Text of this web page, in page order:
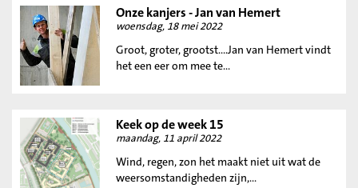
Onze kanjers - Jan van Hemert
woensdag, 18 mei 2022
Groot, groter, grootst....Jan van Hemert vindt
het een eer om mee te...
Keek op de week 15
maandag, 11 april 2022
Wind, regen, zon het maakt niet uit wat de
weersomstandigheden zijn,...